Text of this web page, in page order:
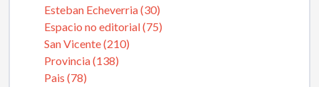
Esteban Echeverria (30)
Espacio no editorial (75)
San Vicente (210)
Provincia (138)
Pais (78)